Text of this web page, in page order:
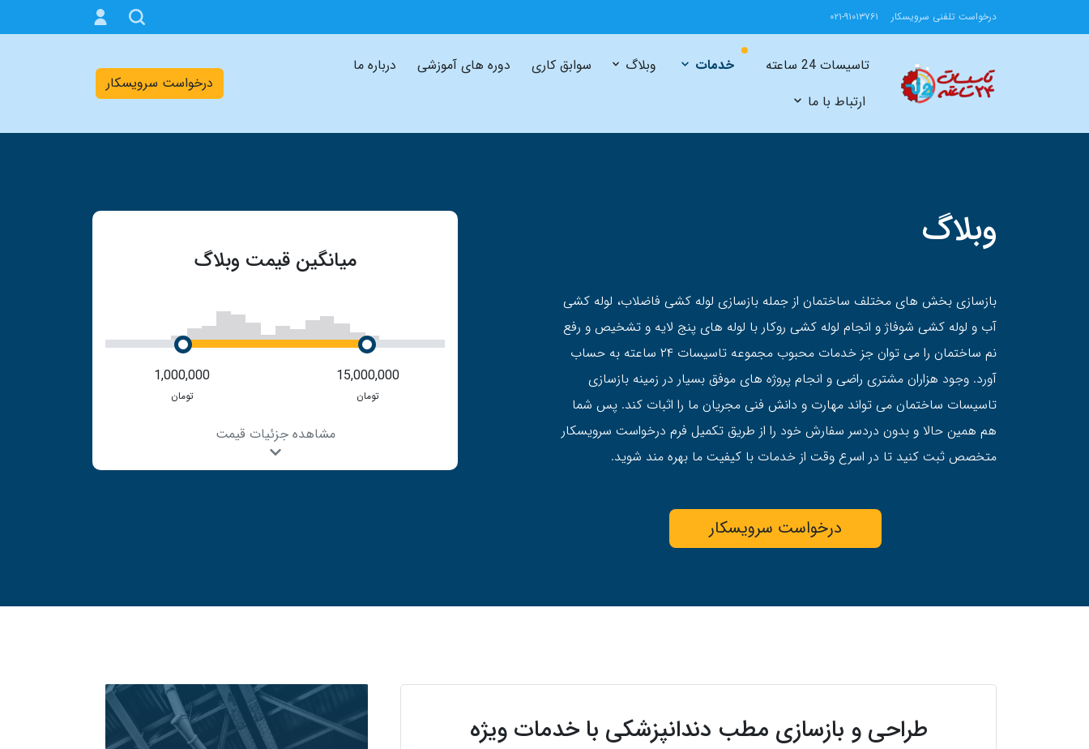
درخواست تلفنی سرویسکار ۰۲۱-۹۱۰۱۳۷۶۱
تاسیسات 24 ساعته خدمات وبلاگ سوابق کاری دوره های آموزشی
درباره ما
ارتباط با ما
درخواست سرویسکار
وبلاگ
بازسازی بخش های مختلف ساختمان از جمله بازسازی لوله کشی فاضلاب، لوله کشی
آب و لوله کشی شوفاژ و انجام لوله کشی روکار با لوله های پنج لایه و تشخیص و رفع
نم ساختمان را می توان جز خدمات محبوب مجموعه تاسیسات ۲۴ ساعته به حساب
آورد. وجود هزاران مشتری راضی و انجام پروژه های موفق بسیار در زمینه بازسازی
تاسیسات ساختمان می تواند مهارت و دانش فنی مجریان ما را اثبات کند. پس شما
هم همین حالا و بدون دردسر سفارش خود را از طریق تکمیل فرم درخواست سرویسکار
متخصص ثبت کنید تا در اسرع وقت از خدمات با کیفیت ما بهره مند شوید.
درخواست سرویسکار
میانگین قیمت وبلاگ
15,000,000
تومان
1,000,000
تومان
مشاهده جزئیات قیمت
طراحی و بازسازی مطب دندانپزشکی با خدمات ویژه